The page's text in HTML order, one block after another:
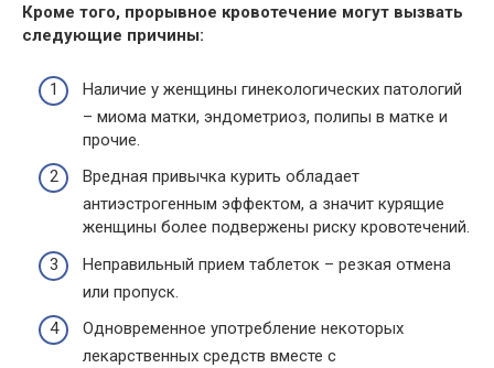
Кроме того, прорывное кровотечение могут вызвать
следующие причины:
Наличие у женщины гинекологических патологий
– миома матки, эндометриоз, полипы в матке и
прочие.
Вредная привычка курить обладает
антиэстрогенным эффектом, а значит курящие
женщины более подвержены риску кровотечений.
Неправильный прием таблеток – резкая отмена
или пропуск.
Одновременное употребление некоторых
лекарственных средств вместе с